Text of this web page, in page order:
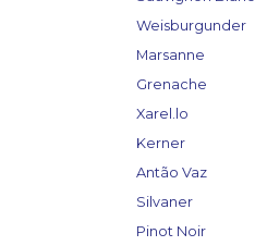
Weisburgunder
Marsanne
Grenache
Xarel.lo
Kerner
Antão Vaz
Silvaner
Pinot Noir